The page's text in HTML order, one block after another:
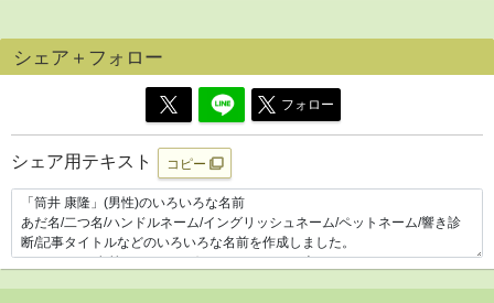
シェア＋フォロー
フォロー
シェア用テキスト コピー